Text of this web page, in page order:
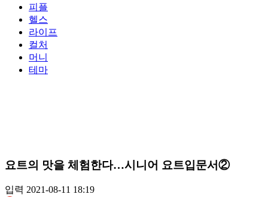
피플
헬스
라이프
컬처
머니
테마
요트의 맛을 체험한다…시니어 요트입문서②
입력 2021-08-11 18:19